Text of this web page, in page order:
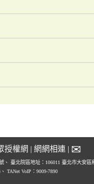
授權網 | 網網相連 | ✉
、 臺北院區地址：106011 臺北市大安區
TANet VoIP：9009-7890